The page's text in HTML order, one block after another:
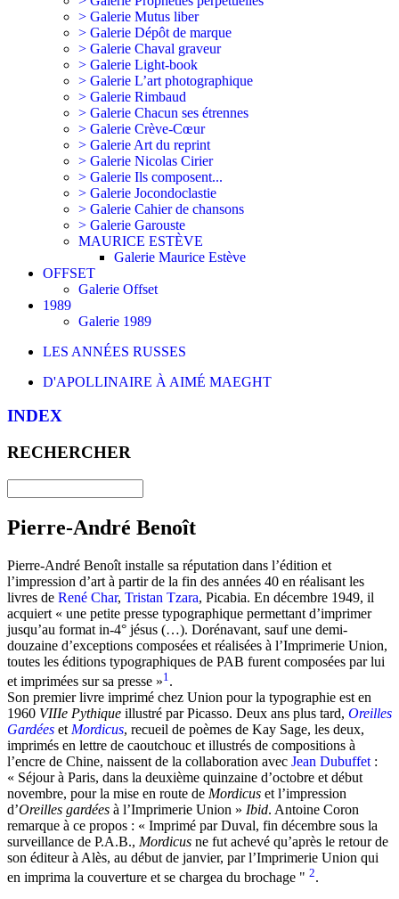
> Galerie Mutus liber
> Galerie Dépôt de marque
> Galerie Chaval graveur
> Galerie Light-book
> Galerie L’art photographique
> Galerie Rimbaud
> Galerie Chacun ses étrennes
> Galerie Crève-Cœur
> Galerie Art du reprint
> Galerie Nicolas Cirier
> Galerie Ils composent...
> Galerie Jocondoclastie
> Galerie Cahier de chansons
> Galerie Garouste
MAURICE ESTÈVE
Galerie Maurice Estève
OFFSET
Galerie Offset
1989
Galerie 1989
LES ANNÉES RUSSES
D'APOLLINAIRE À AIMÉ MAEGHT
INDEX
RECHERCHER
Pierre-André Benoît
Pierre-André Benoît installe sa réputation dans l’édition et
l’impression d’art à partir de la fin des années 40 en réalisant les
livres de René Char, Tristan Tzara, Picabia. En décembre 1949, il
acquiert « une petite presse typographique permettant d’imprimer
jusqu’au format in-4° jésus (…). Dorénavant, sauf une demi-
douzaine d’exceptions composées et réalisées à l’Imprimerie Union,
toutes les éditions typographiques de PAB furent composées par lui
et imprimées sur sa presse »1 .
Son premier livre imprimé chez Union pour la typographie est en
1960 VIIIe Pythique illustré par Picasso. Deux ans plus tard, Oreilles
Gardées et Mordicus, recueil de poèmes de Kay Sage, les deux,
imprimés en lettre de caoutchouc et illustrés de compositions à
l’encre de Chine, naissent de la collaboration avec Jean Dubuffet :
« Séjour à Paris, dans la deuxième quinzaine d’octobre et début
novembre, pour la mise en route de Mordicus et l’impression
d’Oreilles gardées à l’Imprimerie Union » Ibid. Antoine Coron
remarque à ce propos : « Imprimé par Duval, fin décembre sous la
surveillance de P.A.B., Mordicus ne fut achevé qu’après le retour de
son éditeur à Alès, au début de janvier, par l’Imprimerie Union qui
en imprima la couverture et se chargea du brochage " 2.